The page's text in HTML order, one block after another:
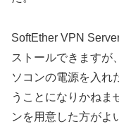
SoftEther VPN
ストールできますが
ソコンの電源を入れ
うことになりかねま
ンを用意した方がよ